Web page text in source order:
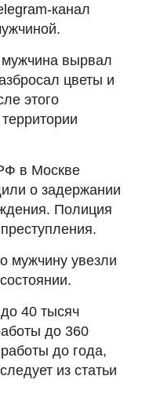
канал
вырвал
цветы и
этого
в Москве
о задержании
Полиция
мужчину увезли
40 тысяч
до 360
до года,
из статьи